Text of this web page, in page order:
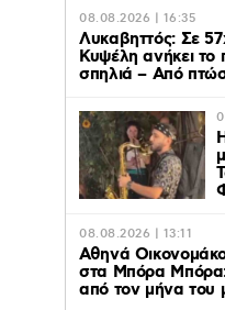
08.08.2026 | 16:35
Λυκαβηττός: Σε
Κυψέλη ανήκει
σπηλιά – Από
08.08.2026 | 13:11
Αθηνά
στα Μπόρα Μπόρα:
από τον μήνα του